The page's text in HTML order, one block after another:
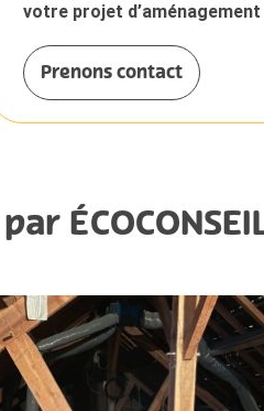
votre projet
Prenons contact